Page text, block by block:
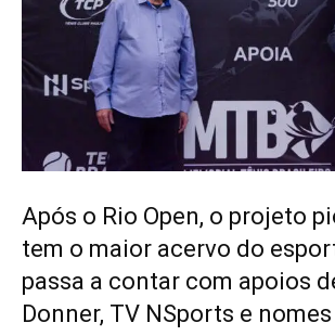
Após o Rio Open, o projeto
tem o maior acervo do
passa a contar com apoios
Donner, TV NSports e